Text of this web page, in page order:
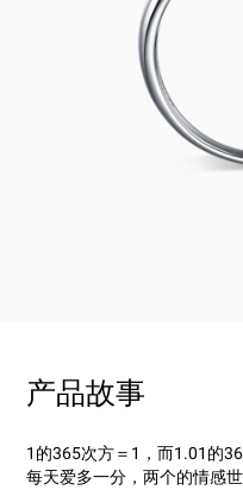
产品故事
1的365次方＝1，而1.01的
每天爱多一分，两个的情感